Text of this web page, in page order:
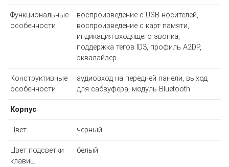
Функциональные
особенности
воспроизведение с USB носителей,
воспроизведение с карт памяти,
индикация входящего звонка,
поддержка тегов ID3, профиль A2DP,
эквалайзер
Конструктивные
особенности
аудиовход на передней панели, выход
для сабвуфера, модуль Bluetooth
Корпус
Цвет черный
Цвет подсветки
клавиш
белый